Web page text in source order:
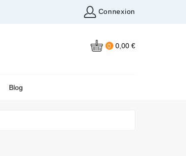
Connexion
0 0,00 €
Blog